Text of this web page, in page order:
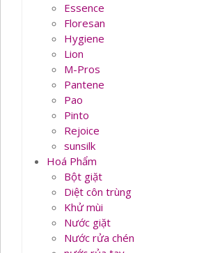
Essence
Floresan
Hygiene
Lion
M-Pros
Pantene
Pao
Pinto
Rejoice
sunsilk
Hoá Phẩm
Bột giặt
Diệt côn trùng
Khử mùi
Nước giặt
Nước rửa chén